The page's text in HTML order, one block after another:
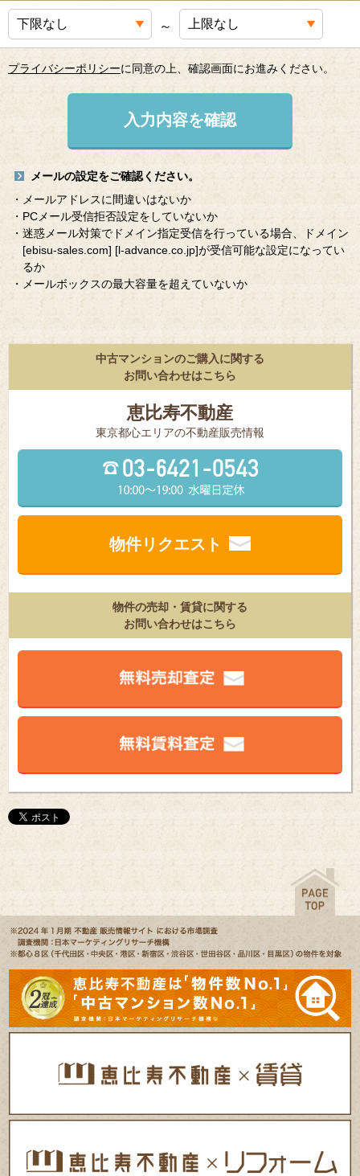
～
プライバシーポリシーに同意の上、確認画面にお進みください。
入力内容を確認
メールの設定をご確認ください。
・メールアドレスに間違いはないか
・PCメール受信拒否設定をしていないか
・迷惑メール対策でドメイン指定受信を行っている場合、ドメイン
[ebisu-sales.com] [l-advance.co.jp]が受信可能な設定になってい
るか
・メールボックスの最大容量を超えていないか
中古マンションのご購入に関する
お問い合わせはこちら
恵比寿不動産
東京都⼼エリアの不動産販売情報
物件リクエスト
物件の売却・賃貸に関する
お問い合わせはこちら